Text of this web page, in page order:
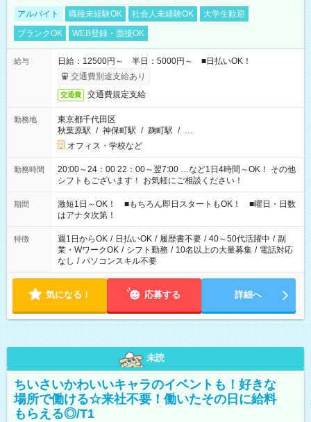
アルバイト 職種未経験OK 社会人未経験OK
大学生歓迎
ブランクOK
WEB登録・面接OK
給与
日給：12500円～ 半日：5000円～ ■日払いOK！
交通費別途支給あり
交通費 交通費規定支給
勤務地
東京都千代田区
秋葉原駅 / 神保町駅 / 麹町駅 / …
オフィス・学校など
勤務時間
20:00～24：00 22：00～翌7:00 …など1日4時間～OK！ その他
シフトもございます！ お気軽にご相談ください！
期間
激短1日～OK！ ■もちろん即日スタートもOK！ ■曜日・日数
はアナタ次第！
特徴 週1日からOK / 日払いOK / 履歴書不要 / 40～50代活躍中 / 副
業・WワークOK / シフト勤務 / 10名以上の大量募集 / 電話対応
なし / パソコンスキル不要
気になる！ 応募する 詳細へ
未読
ちいさいかわいいキャラのイベントも！好きな
場所で働ける☆来社不要！働いたその日に給料
もらえる◎/T1